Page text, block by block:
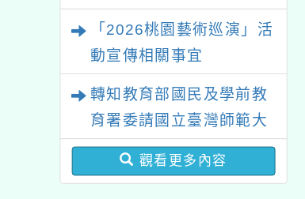
「2026桃園藝術巡演」活
動宣傳相關事宜
轉知教育部國民及學前教
育署委請國立臺灣師範大
學辦理「114至115年度
健康促進學校輔導計畫師
觀看更多內容